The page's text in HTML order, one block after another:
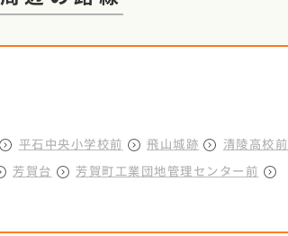
平石中央小学校前 飛山城跡
清陵高校前
芳賀台 芳賀町工業団地管理センター前